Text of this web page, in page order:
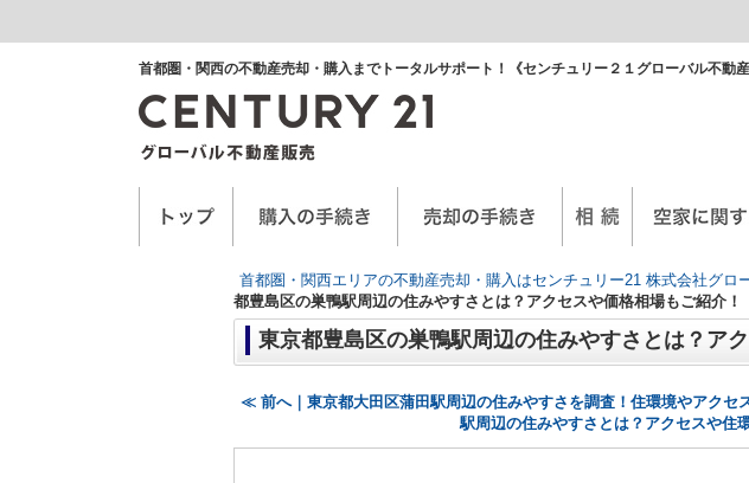
首都圏・関西の不動産売却・購入までトータルサポート！《センチュリー２１グローバル不動産
首都圏・関西エリアの不動産売却・購入はセンチュリー21 株式会社グロ
都豊島区の巣鴨駅周辺の住みやすさとは？アクセスや価格相場もご紹介！
東京都豊島区の巣鴨駅周辺の住みやすさとは？ア
≪ 前へ｜東京都大田区蒲田駅周辺の住みやすさを調査！住環境やアクセ
駅周辺の住みやすさとは？アクセスや住